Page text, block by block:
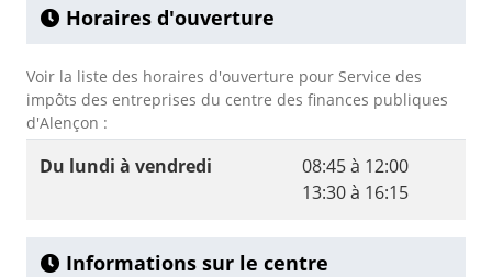
Horaires d'ouverture
Voir la liste des horaires d'ouverture pour Service des
impôts des entreprises du centre des finances publiques
d'Alençon :
Du lundi à vendredi
08:45 à 12:00
13:30 à 16:15
Informations sur le centre